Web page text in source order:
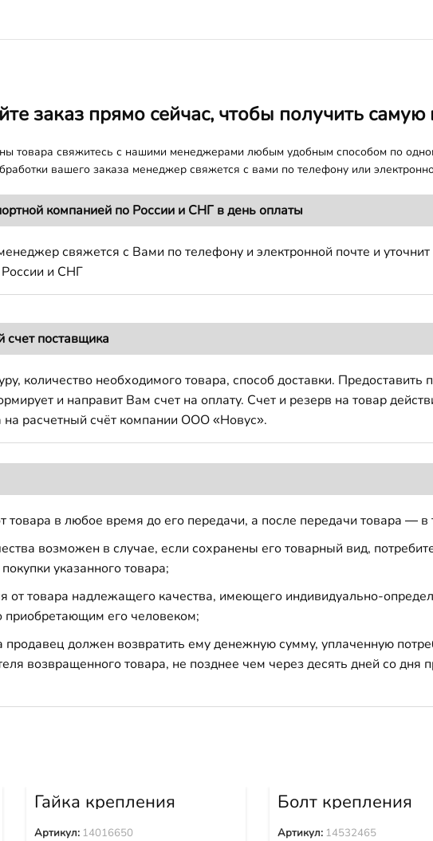
заказ прямо сейчас, чтобы получить
товара свяжитесь с нашими менеджерами любым удобным способом по
вашего заказа менеджер свяжется с вами по телефону или
компанией по России и СНГ в день оплаты
свяжется с Вами по телефону и электронной почте и
России и СНГ
поставщика
количество необходимого товара, способ доставки.
и направит Вам счет на оплату. Счет и резерв на товар
расчетный счёт компании ООО «Новус».
товара в любое время до его передачи, а после передачи товара — в
возможен в случае, если сохранены его товарный вид,
указанного товара;
от товара надлежащего качества, имеющего индивидуально-
приобретающим его человеком;
продавец должен возвратить ему денежную сумму, уплаченную
возвращенного товара, не позднее чем через десять дней со
Гайка крепления
башмака 14016650
Артикул: 14016650
Болт крепления
башмака 14532465
Артикул: 14532465